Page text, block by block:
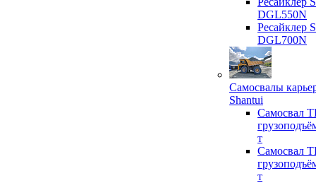
DGL550N
Ресайклер
DGL700N
Самосвалы
Shantui
Самосвал
т
Самосвал
т